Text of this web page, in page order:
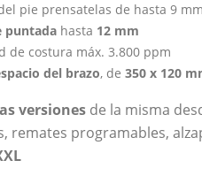
pie prensatelas de hasta 9 mm
puntada hasta 12 mm
de costura máx. 3.800 ppm
del brazo, de 350 x 120
versiones de la misma
remates programables,